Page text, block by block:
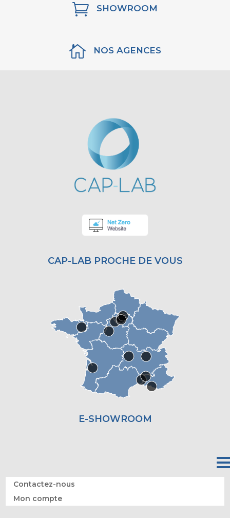
 SHOWROOM
 NOS AGENCES
CAP-LAB PROCHE DE VOUS
E-SHOWROOM
Contactez-nous
Mon compte